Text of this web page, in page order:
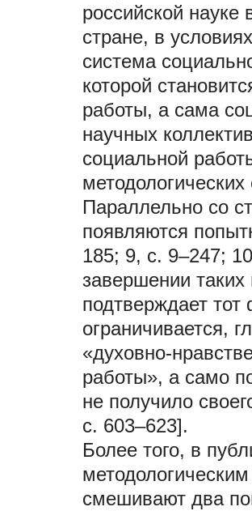
российской
стране, в
система
которой
работы, а сама
научных
социальной
методологических
Параллельно со
появляются
185; 9, с. 9–247;
завершении
подтверждает
ограничивается,
«духовно-
работы», а само
не получило
с. 603–623].
Более того, в
смешивают два